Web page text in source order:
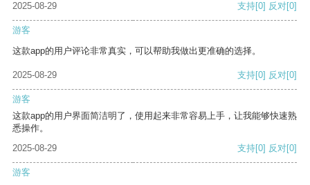
2025-08-29
支持[0] 反对[0]
游客
这款app的用户评论非常真实，可以帮助我做出更准确的选择。
2025-08-29 支持[0] 反对[0]
游客
这款app的用户界面简洁明了，使用起来非常容易上手，让我能够快速熟
悉操作。
2025-08-29
支持[0] 反对[0]
游客